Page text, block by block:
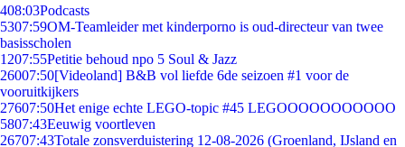
408:03Podcasts
5307:59OM-Teamleider met kinderporno is oud-directeur van twee
basisscholen
1207:55Petitie behoud npo 5 Soul & Jazz
26007:50[Videoland] B&B vol liefde 6de seizoen #1 voor de
vooruitkijkers
27607:50Het enige echte LEGO-topic #45 LEGOOOOOOOOOOO
5807:43Eeuwig voortleven
26707:43Totale zonsverduistering 12-08-2026 (Groenland, IJsland en